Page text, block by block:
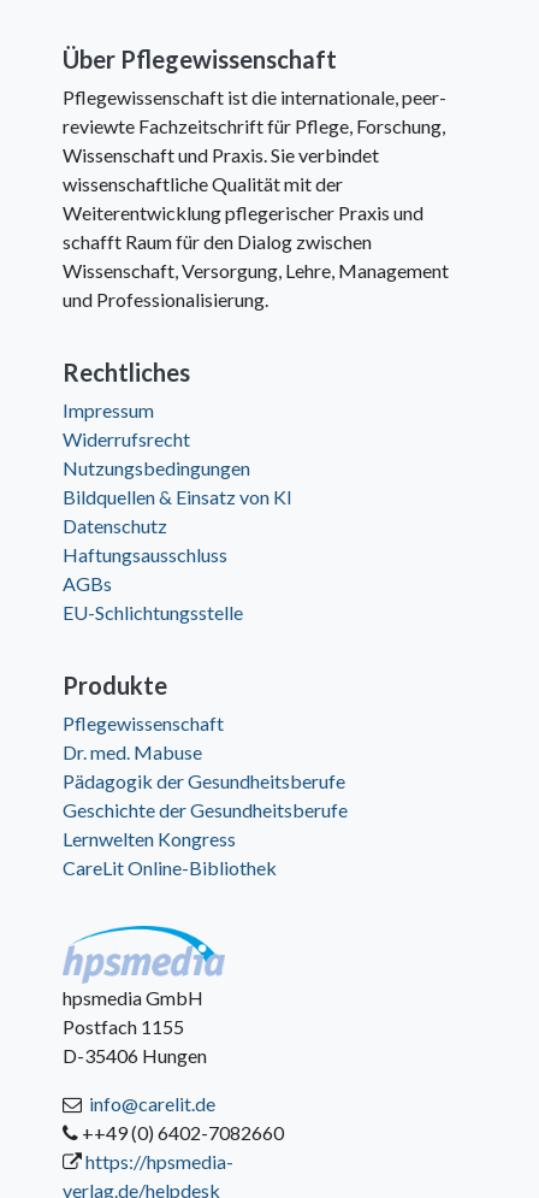
Über Pflegewissenschaft
Pflegewissenschaft ist die internationale, peer-
reviewte Fachzeitschrift für Pflege, Forschung,
Wissenschaft und Praxis. Sie verbindet
wissenschaftliche Qualität mit der
Weiterentwicklung pflegerischer Praxis und
schafft Raum für den Dialog zwischen
Wissenschaft, Versorgung, Lehre, Management
und Professionalisierung.
Rechtliches
Impressum
Widerrufsrecht
Nutzungsbedingungen
Bildquellen & Einsatz von KI
Datenschutz
Haftungsausschluss
AGBs
EU-Schlichtungsstelle
Produkte
Pflegewissenschaft
Dr. med. Mabuse
Pädagogik der Gesundheitsberufe
Geschichte der Gesundheitsberufe
Lernwelten Kongress
CareLit Online-Bibliothek
hpsmedia GmbH
Postfach 1155
D-35406 Hungen
info@carelit.de
++49 (0) 6402-7082660
https://hpsmedia-
verlag.de/helpdesk